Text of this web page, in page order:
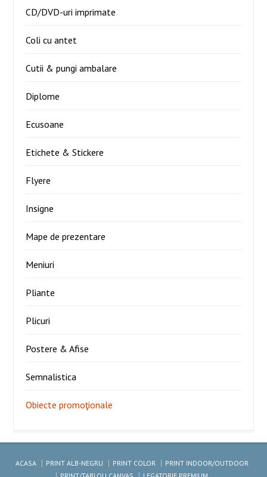
CD/DVD-uri imprimate
Coli cu antet
Cutii & pungi ambalare
Diplome
Ecusoane
Etichete & Stickere
Flyere
Insigne
Mape de prezentare
Meniuri
Pliante
Plicuri
Postere & Afise
Semnalistica
Obiecte promoţionale
ACASA PRINT ALB-NEGRU PRINT COLOR
PRINT INDOOR/OUTDOOR